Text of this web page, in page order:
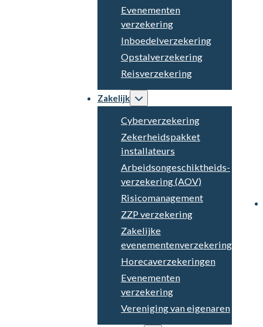
Evenementen
verzekering
Inboedelverzekering
Opstalverzekering
Reisverzekering
Zakelijk
Cyberverzekering
Zekerheidspakket
installateurs
Arbeidsongeschiktheids­
verzekering (AOV)
Risicomanagement
ZZP verzekering
Zakelijke
evenementenverzekering
Horecaverzekeringen
Evenementen
verzekering
Vereniging van eigenaren